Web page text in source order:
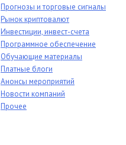
Прогнозы и торговые сигналы
Рынок криптовалют
Инвестиции, инвест-счета
Программное обеспечение
Обучающие материалы
Платные блоги
Анонсы мероприятий
Новости компаний
Прочее